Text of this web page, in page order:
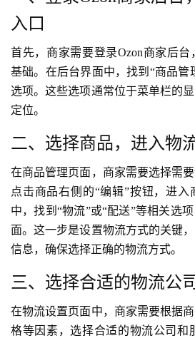
入口
首先，商家需要登录Ozon商家后
基础。在后台界面中，找到“商品管
选项。这些选项通常位于菜单栏的
定位。
二、选择商品，进入物
在商品管理页面，商家需要选择需
点击商品右侧的“编辑”按钮，进
中，找到“物流”或“配送”等相关选
面。这一步是设置物流方式的关键
信息，确保选择正确的物流方式。
三、选择合适的物流公
在物流设置页面中，商家需要根据
格等因素，选择合适的物流公司和